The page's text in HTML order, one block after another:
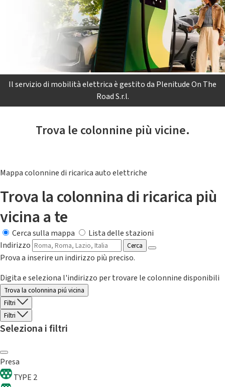
Il servizio di mobilità elettrica è gestito da Plenitude On The
Road S.r.l.
Trova le colonnine più vicine.
Mappa colonnine di ricarica auto elettriche
Trova la colonnina di ricarica più
vicina a te
Cerca sulla mappa
Lista delle stazioni
Indirizzo
Cerca
Prova a inserire un indirizzo più preciso.
Digita e seleziona l'indirizzo per trovare le colonnine disponibili
Trova la colonnina piú vicina
Filtri
Filtri
Seleziona i filtri
Presa
TYPE 2